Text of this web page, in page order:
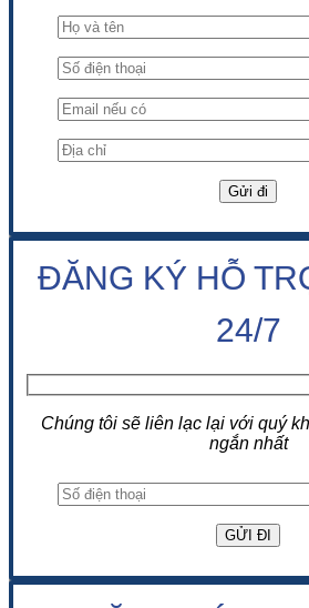
ĐĂNG KÝ HỖ
24/7
Chúng tôi sẽ liên lạc lại với quý
ngắn nhất